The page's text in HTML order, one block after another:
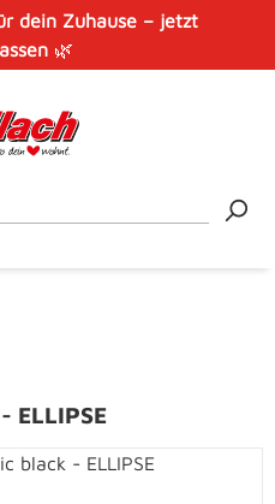
dein Zuhause – jetzt
🌿
ELLIPSE